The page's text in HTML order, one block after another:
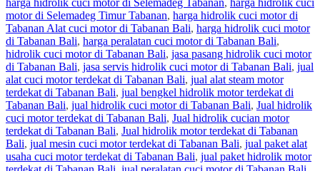
motor di Selemadeg Timur Tabanan, harga hidrolik cuci motor di
Tabanan Alat cuci motor di Tabanan Bali, harga hidrolik cuci motor
di Tabanan Bali, harga peralatan cuci motor di Tabanan Bali,
hidrolik cuci motor di Tabanan Bali, jasa pasang hidrolik cuci motor
di Tabanan Bali, jasa servis hidrolik cuci motor di Tabanan Bali, jual
alat cuci motor terdekat di Tabanan Bali, jual alat steam motor
terdekat di Tabanan Bali, jual bengkel hidrolik motor terdekat di
Tabanan Bali, jual hidrolik cuci motor di Tabanan Bali, Jual hidrolik
cuci motor terdekat di Tabanan Bali, Jual hidrolik cucian motor
terdekat di Tabanan Bali, Jual hidrolik motor terdekat di Tabanan
Bali, jual mesin cuci motor terdekat di Tabanan Bali, jual paket alat
usaha cuci motor terdekat di Tabanan Bali, jual paket hidrolik motor